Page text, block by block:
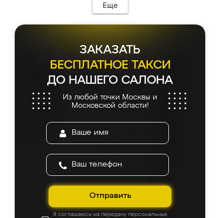
Еще
ЗАКАЗАТЬ
БЕСПЛАТНОЕ ТАКСИ
ДО НАШЕГО САЛОНА
Из любой точки Москвы и
Московской области!
Отправить
Я соглашаюсь на передачу персональных